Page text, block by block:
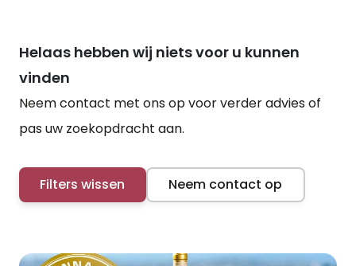
Helaas hebben wij niets voor u kunnen
vinden
Neem contact met ons op voor verder advies of
pas uw zoekopdracht aan.
Filters wissen Neem contact op